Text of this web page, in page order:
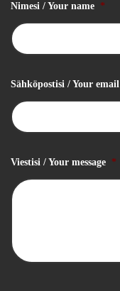
Nimesi / Your name *
Sähköpostisi / Your email
Viestisi / Your message *